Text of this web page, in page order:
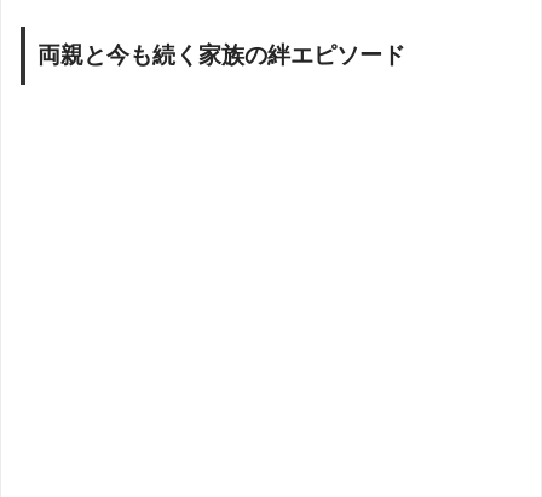
両親と今も続く家族の絆エピソード